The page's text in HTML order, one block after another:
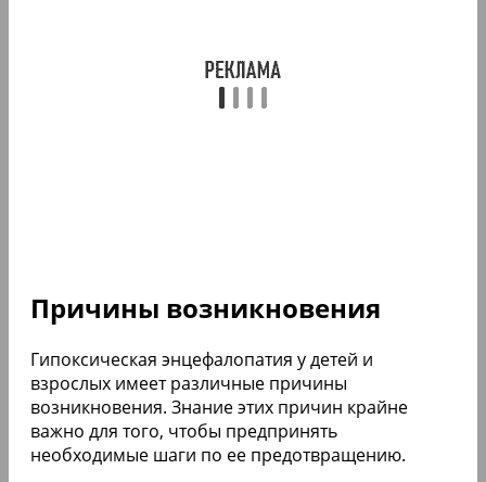
Причины возникновения
Гипоксическая энцефалопатия у детей и
взрослых имеет различные причины
возникновения. Знание этих причин крайне
важно для того, чтобы предпринять
необходимые шаги по ее предотвращению.